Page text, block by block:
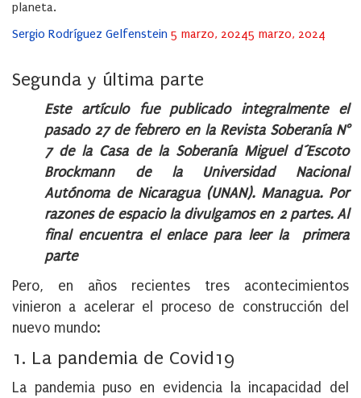
planeta.
Sergio Rodríguez Gelfenstein Posted
5 marzo, 20245 marzo, 2024
Segunda y última parte
Este artículo fue publicado integralmente el
pasado 27 de febrero en la Revista Soberanía N°
7 de la Casa de la Soberanía Miguel d´Escoto
Brockmann de la Universidad Nacional
Autónoma de Nicaragua (UNAN). Managua. Por
razones de espacio la divulgamos en 2 partes. Al
final encuentra el enlace para leer la primera
parte
Pero, en años recientes tres acontecimientos
vinieron a acelerar el proceso de construcción del
nuevo mundo:
1. La pandemia de Covid19
La pandemia puso en evidencia la incapacidad del